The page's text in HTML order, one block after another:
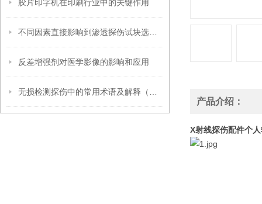
胶片印字机在印刷行业中的关键作用
反差增强剂对医学影像的影响和应用
产品介绍：
X射线探伤配件个